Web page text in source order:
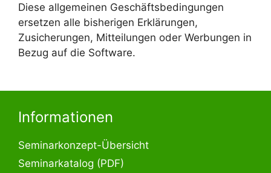
Diese allgemeinen Geschäftsbedingungen
ersetzen alle bisherigen Erklärungen,
Zusicherungen, Mitteilungen oder Werbungen in
Bezug auf die Software.
Informationen
Seminarkonzept-Übersicht
Seminarkatalog (PDF)